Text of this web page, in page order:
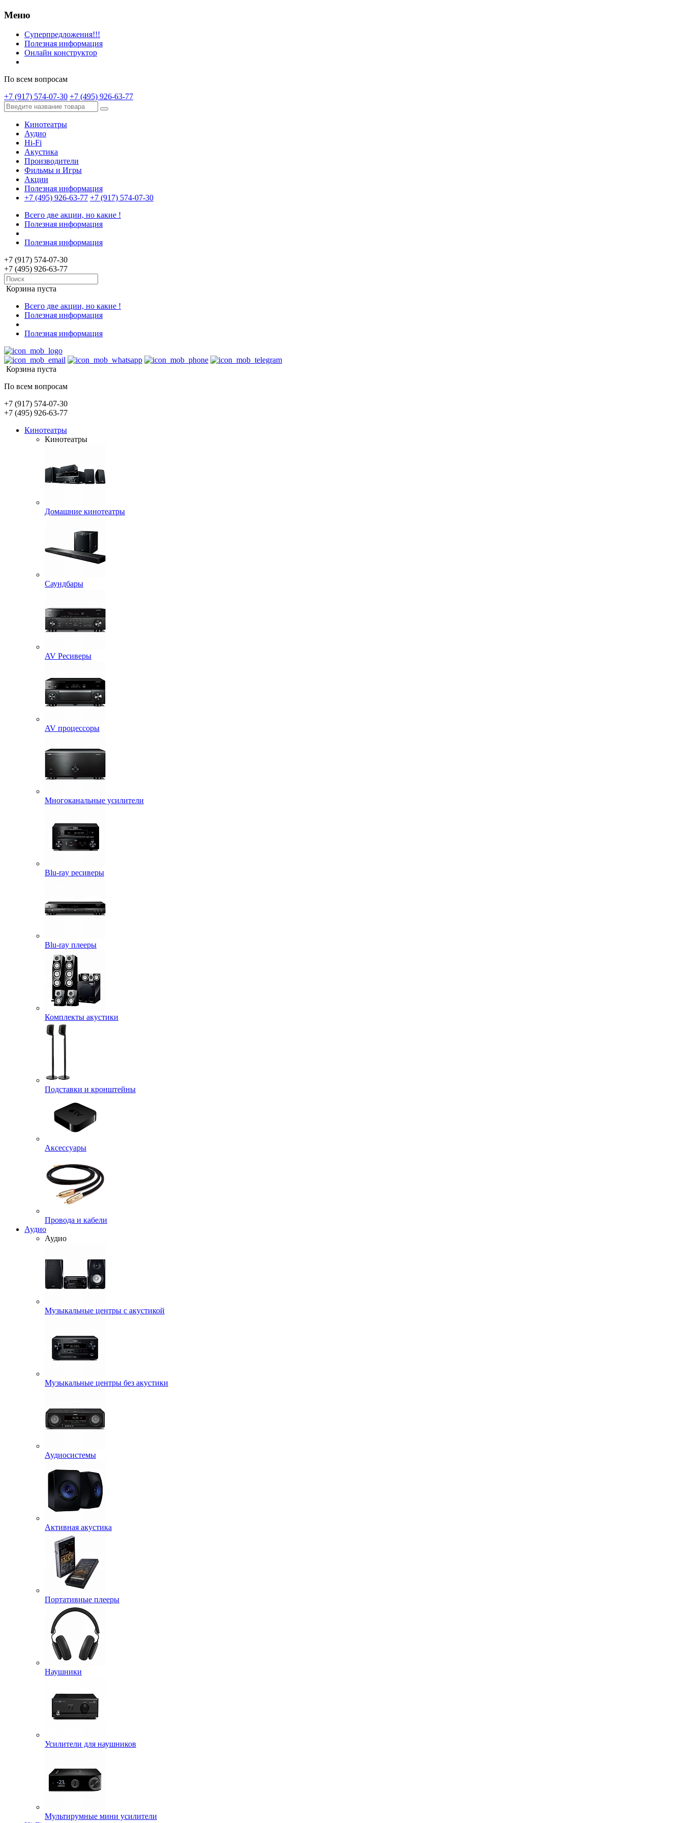
Меню
Суперпредложения!!!
Полезная информация
Онлайн конструктор
По всем вопросам
+7 (917) 574-07-30 +7 (495) 926-63-77
Кинотеатры
Аудио
Hi-Fi
Акустика
Производители
Фильмы и Игры
Акции
Полезная информация
+7 (495) 926-63-77 +7 (917) 574-07-30
Всего две акции, но какие !
Полезная информация
Полезная информация
+7 (917) 574-07-30
+7 (495) 926-63-77
Корзина пуста
Всего две акции, но какие !
Полезная информация
Полезная информация
Корзина пуста
По всем вопросам
+7 (917) 574-07-30
+7 (495) 926-63-77
Кинотеатры
Кинотеатры
Домашние кинотеатры
Саундбары
AV Ресиверы
AV процессоры
Многоканальные усилители
Blu-ray ресиверы
Blu-ray плееры
Комплекты акустики
Подставки и кронштейны
Аксессуары
Провода и кабели
Аудио
Аудио
Музыкальные центры с акустикой
Музыкальные центры без акустики
Аудиосистемы
Активная акустика
Портативные плееры
Наушники
Усилители для наушников
Мультирумные мини усилители